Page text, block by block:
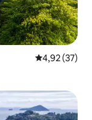
Évaluation
4,92 (37)